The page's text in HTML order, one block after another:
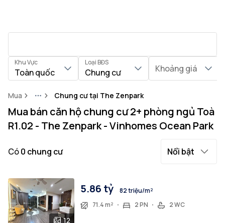
Khu Vực
Toàn quốc
Loại BĐS
Chung cư Khoảng giá
Mua MoreChung cư tại The Zenpark
Mua bán căn hộ chung cư 2+ phòng ngủ Toà
R1.02 - The Zenpark - Vinhomes Ocean Park
Có0 chung cư Nổi bật
12
5.86 tỷ
82 triệu/m²
71.4 m²
2 PN 2 WC